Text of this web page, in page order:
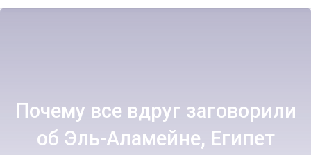
Почему все вдруг заговорили
об Эль-Аламейне, Египет